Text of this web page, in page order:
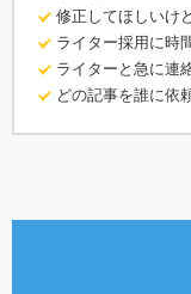
修正してほしいけ
ライター採用に時
ライターと急に連
どの記事を誰に依